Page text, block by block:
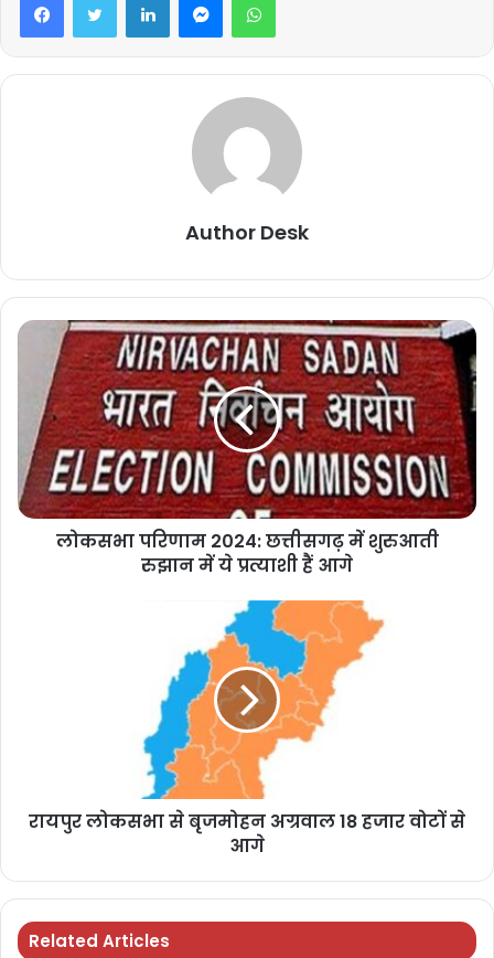
Author Desk
लोकसभा परिणाम 2024: छत्तीसगढ़ में शुरुआती
रुझान में ये प्रत्याशी हैं आगे
रायपुर लोकसभा से बृजमोहन अग्रवाल 18 हजार वोटों से
आगे
Related Articles